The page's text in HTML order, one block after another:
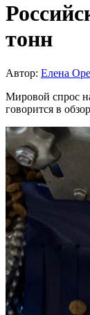
тонн
Автор: Елена
Мировой спрос
говорится в